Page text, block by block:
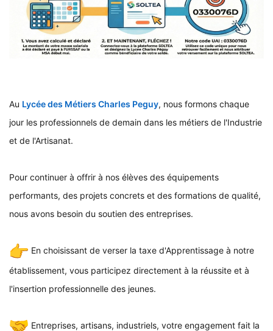
Au Lycée des Métiers Charles Peguy, nous formons chaque
jour les professionnels de demain dans les métiers de l'Industrie
et de l'Artisanat.
Pour continuer à offrir à nos élèves des équipements
performants, des projets concrets et des formations de qualité,
nous avons besoin du soutien des entreprises.
En choisissant de verser la taxe d'Apprentissage à notre
établissement, vous participez directement à la réussite et à
l'insertion professionnelle des jeunes.
Entreprises, artisans, industriels, votre engagement fait la